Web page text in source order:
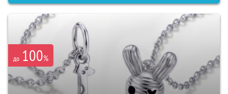
до 100%